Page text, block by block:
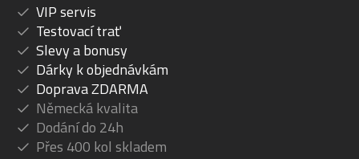
VIP servis
Testovací trať
Slevy a bonusy
Dárky k objednávkám
Doprava ZDARMA
Německá kvalita
Dodání do 24h
Přes 400 kol skladem